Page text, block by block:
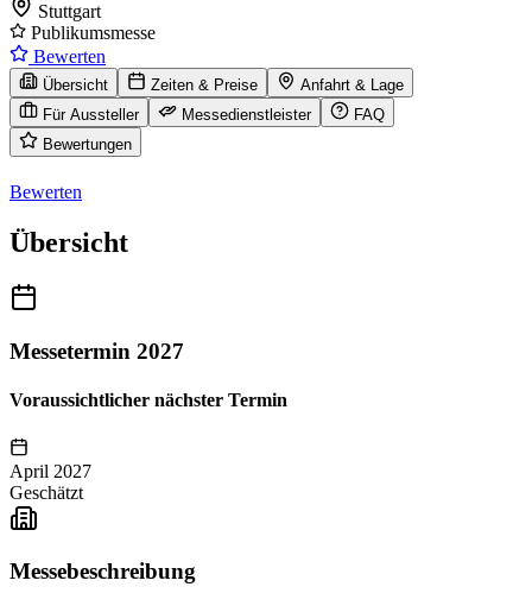
Stuttgart
Publikumsmesse
Bewerten
Übersicht Zeiten & Preise
Anfahrt & Lage
Für Aussteller
Messedienstleister
FAQ
Bewertungen
Bewerten
Übersicht
Messetermin 2027
Voraussichtlicher nächster Termin
April 2027
Geschätzt
Messebeschreibung